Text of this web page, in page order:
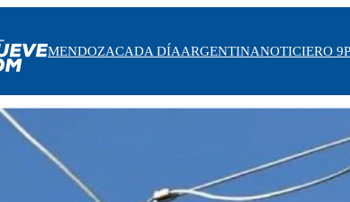
MENDOZACADA DÍAARGENTINANOTICIERO 9